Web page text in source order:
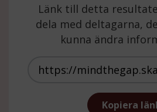
Länk till detta
dela med deltagarna,
kunna ändra
https://
Kopiera